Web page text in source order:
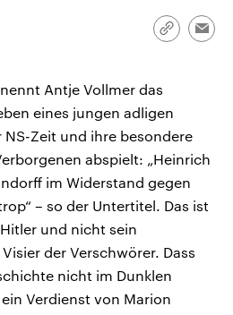
Link
Antje Vollmer das
eines jungen adligen
NS-Zeit und ihre besondere
abspielt: „Heinrich
im Widerstand gegen
– so der Untertitel. Das ist
und nicht sein
der Verschwörer. Dass
nicht im Dunklen
Verdienst von Marion